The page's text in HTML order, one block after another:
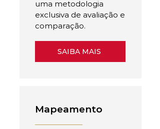
uma metodologia
exclusiva de avaliação e
comparação.
SAIBA MAIS
Mapeamento